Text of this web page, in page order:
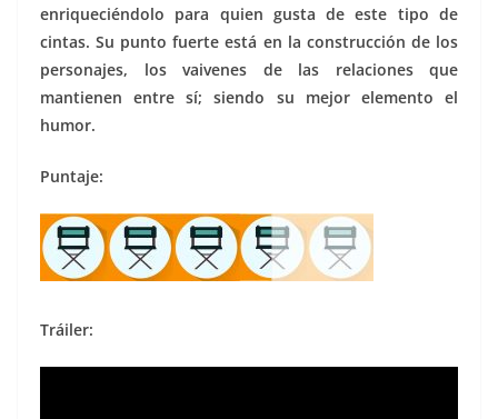
enriqueciéndolo para quien gusta de este tipo de
cintas. Su punto fuerte está en la construcción de los
personajes, los vaivenes de las relaciones que
mantienen entre sí; siendo su mejor elemento el
humor.
Puntaje:
Tráiler: